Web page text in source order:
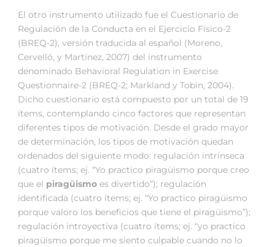
El otro instrumento utilizado fue el Cuestionario de
Regulación de la Conducta en el Ejercicio Físico-2
(BREQ-2), versión traducida al español (Moreno,
Cervelló, y Martínez, 2007) del instrumento
denominado Behavioral Regulation in Exercise
Questionnaire-2 (BREQ-2; Markland y Tobin, 2004).
Dicho cuestionario está compuesto por un total de 19
ítems, contemplando cinco factores que representan
diferentes tipos de motivación. Desde el grado mayor
de determinación, los tipos de motivación quedan
ordenados del siguiente modo: regulación intrínseca
(cuatro ítems; ej. “Yo practico piragüismo porque creo
que el piragüismo es divertido”); regulación
identificada (cuatro ítems; ej. “Yo practico piragüismo
porque valoro los beneficios que tiene el piragüismo”);
regulación introyectiva (cuatro ítems; ej. “yo practico
piragüismo porque me siento culpable cuando no lo